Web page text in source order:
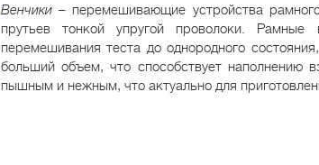
Венчики – перемешивающие устройства
прутьев тонкой упругой проволоки.
перемешивания теста до однородного
больший объем, что способствует наполнению
пышным и нежным, что актуально для